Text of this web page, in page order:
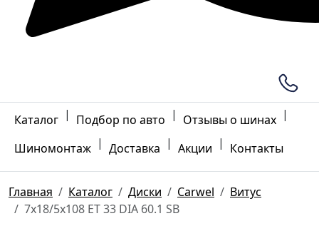
Каталог | Подбор по авто | Отзывы о шинах |
Шиномонтаж | Доставка | Акции | Контакты
Главная Каталог Диски Carwel
Витус
7x18/5x108 ET 33 DIA 60.1 SB